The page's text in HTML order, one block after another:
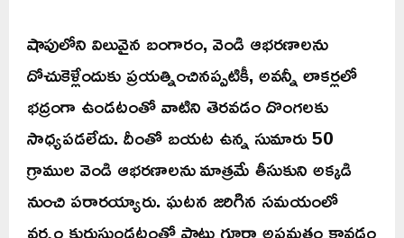
షాపులోని విలువైన బంగారం, వెండి ఆభరణాలను
దోచుకెళ్లేందుకు ప్రయత్నించినప్పటికీ, అవన్నీ లాకర్లలో
భద్రంగా ఉండటంతో వాటిని తెరవడం దొంగలకు
సాధ్యపడలేదు. దీంతో బయట ఉన్న సుమారు 50
గ్రాముల వెండి ఆభరణాలను మాత్రమే తీసుకుని అక్కడి
నుంచి పరారయ్యారు. ఘటన జరిగిన సమయంలో